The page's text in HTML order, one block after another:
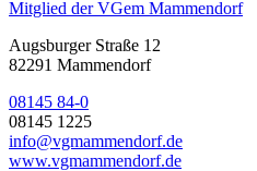
Mitglied der VGem Mammendorf
Augsburger Straße 12
82291 Mammendorf
08145 84-0
08145 1225
info@vgmammendorf.de
www.vgmammendorf.de